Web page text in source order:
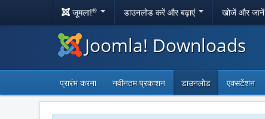
जूमला!® डाउनलोड करें और बढ़ाएं खोजें और जानें
Joomla! Downloads
प्रारंभ करना नवीनतम प्रकाशन डाउनलोड एक्सटेंशन